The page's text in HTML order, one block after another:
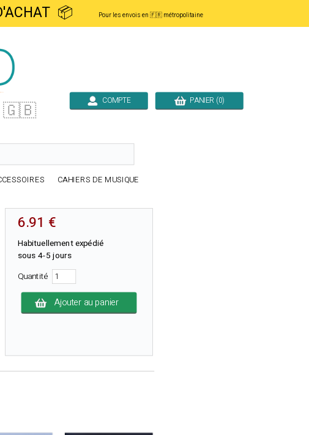
📦 Pour les envois en 🇫🇷 métropolitaine
🇬🇧 COMPTE PANIER (0)
CAHIERS DE MUSIQUE
6.91 €
Habituellement expédié
sous 4-5 jours
Quantité
Ajouter au panier